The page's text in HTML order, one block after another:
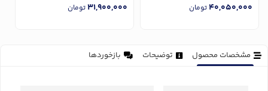
40,050,000تومان 31,900,000تومان
مشخصات محصول توضیحات بازخوردها